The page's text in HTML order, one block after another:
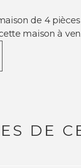
de 4
maison à
DE